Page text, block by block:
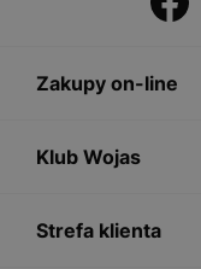
Zakupy on-line
Klub Wojas
Strefa klienta